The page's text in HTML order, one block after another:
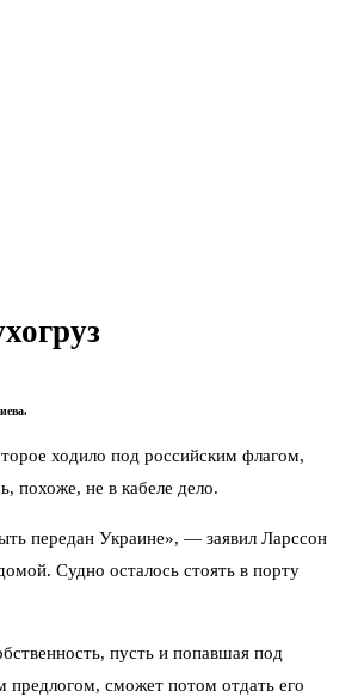
ходило под российским флагом,
похоже, не в кабеле дело.
передан Украине», — заявил Ларссон
Судно осталось стоять в порту
пусть и попавшая под
предлогом, сможет потом отдать его